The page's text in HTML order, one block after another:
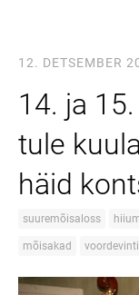
12. DETSEMBER
14. ja
tule
häid
suuremõisaloss
mõisakad voordevinti